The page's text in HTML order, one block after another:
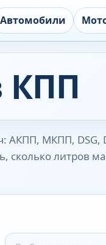
Автомобили
КПП
АКПП, МКПП, DSG,
литров